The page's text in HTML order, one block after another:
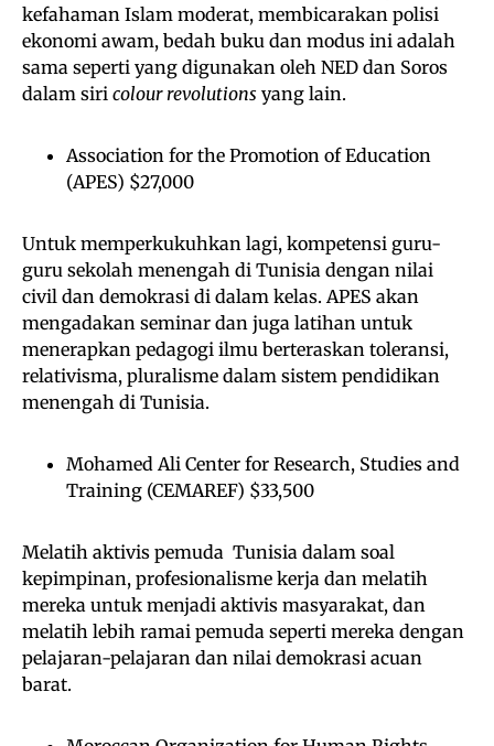
kefahaman Islam moderat, membicarakan polisi
ekonomi awam, bedah buku dan modus ini adalah
sama seperti yang digunakan oleh NED dan Soros
dalam siri colour revolutions yang lain.
Association for the Promotion of Education
(APES) $27,000
Untuk memperkukuhkan lagi, kompetensi guru-
guru sekolah menengah di Tunisia dengan nilai
civil dan demokrasi di dalam kelas. APES akan
mengadakan seminar dan juga latihan untuk
menerapkan pedagogi ilmu berteraskan toleransi,
relativisma, pluralisme dalam sistem pendidikan
menengah di Tunisia.
Mohamed Ali Center for Research, Studies and
Training (CEMAREF) $33,500
Melatih aktivis pemuda Tunisia dalam soal
kepimpinan, profesionalisme kerja dan melatih
mereka untuk menjadi aktivis masyarakat, dan
melatih lebih ramai pemuda seperti mereka dengan
pelajaran-pelajaran dan nilai demokrasi acuan
barat.